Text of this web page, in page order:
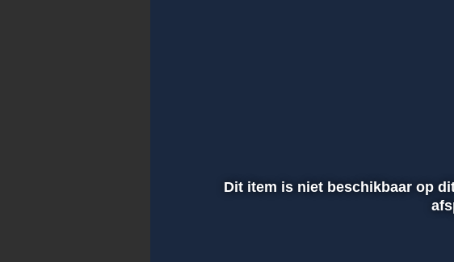
Dit item is niet beschikbaar op